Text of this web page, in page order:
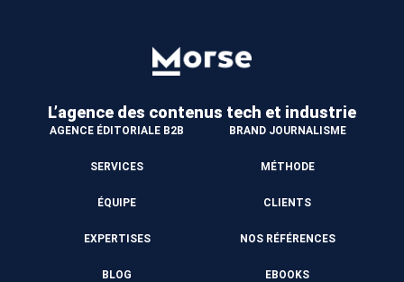
L’agence des contenus tech et industrie
AGENCE ÉDITORIALE B2B BRAND JOURNALISME
SERVICES MÉTHODE
ÉQUIPE CLIENTS
EXPERTISES NOS RÉFÉRENCES
BLOG EBOOKS